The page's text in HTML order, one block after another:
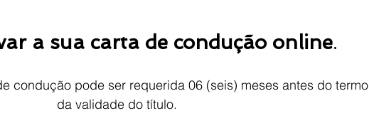
a sua carta de condução online.
condução pode ser requerida 06 (seis) meses antes do termo
da validade do título.